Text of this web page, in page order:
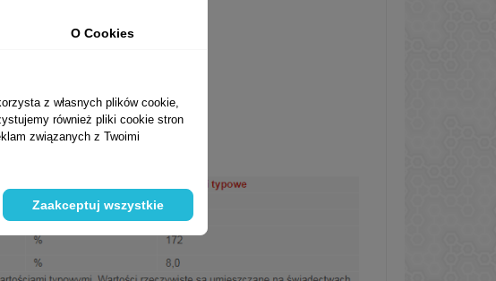
O Cookies
z własnych plików cookie,
również pliki cookie stron
związanych z Twoimi
Zaakceptuj wszystkie